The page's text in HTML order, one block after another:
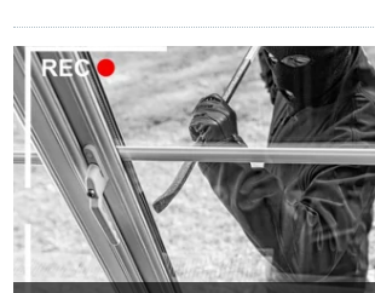
названием «Крыло Сиона»,
оборудованный с учетом всех
Нетанияху, должен отправиться в
только в ноябре.